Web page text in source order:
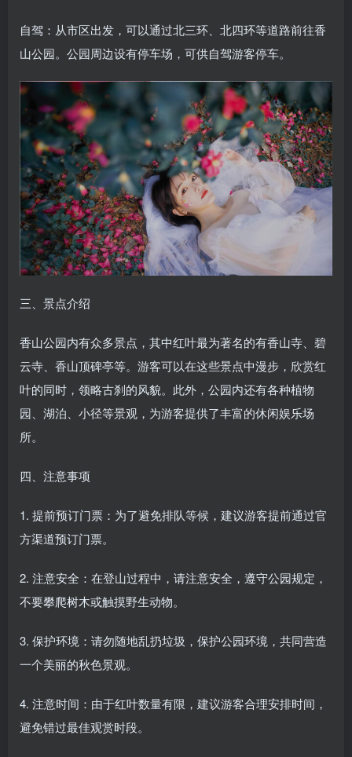
自驾：从市区出发，可以通过北三环、北四环等道路前往香
山公园。公园周边设有停车场，可供自驾游客停车。
三、景点介绍
香山公园内有众多景点，其中红叶最为著名的有香山寺、碧
云寺、香山顶碑亭等。游客可以在这些景点中漫步，欣赏红
叶的同时，领略古刹的风貌。此外，公园内还有各种植物
园、湖泊、小径等景观，为游客提供了丰富的休闲娱乐场
所。
四、注意事项
1. 提前预订门票：为了避免排队等候，建议游客提前通过官
方渠道预订门票。
2. 注意安全：在登山过程中，请注意安全，遵守公园规定，
不要攀爬树木或触摸野生动物。
3. 保护环境：请勿随地乱扔垃圾，保护公园环境，共同营造
一个美丽的秋色景观。
4. 注意时间：由于红叶数量有限，建议游客合理安排时间，
避免错过最佳观赏时段。